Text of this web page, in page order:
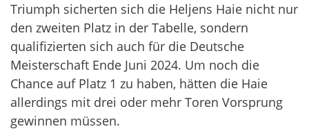
Triumph sicherten sich die Heljens Haie nicht nur
den zweiten Platz in der Tabelle, sondern
qualifizierten sich auch für die Deutsche
Meisterschaft Ende Juni 2024. Um noch die
Chance auf Platz 1 zu haben, hätten die Haie
allerdings mit drei oder mehr Toren Vorsprung
gewinnen müssen.